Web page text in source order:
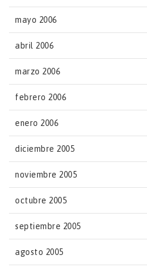
mayo 2006
abril 2006
marzo 2006
febrero 2006
enero 2006
diciembre 2005
noviembre 2005
octubre 2005
septiembre 2005
agosto 2005